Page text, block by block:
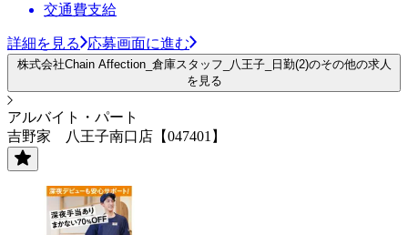
交通費支給
詳細を見る 応募画面に進む
株式会社Chain Affection_倉庫スタッフ_八王子_日勤(2)のその他の求人
を見る
アルバイト・パート
吉野家 八王子南口店【047401】